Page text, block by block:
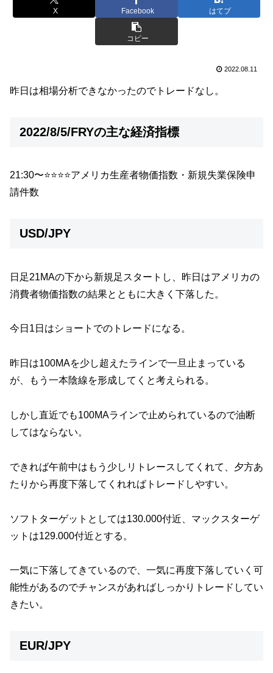
X Facebook はてブ
コピー
2022.08.11
昨日は相場分析できなかったのでトレードなし。
2022/8/5/FRYの主な経済指標
21:30〜⭐️⭐️⭐️⭐️アメリカ生産者物価指数・新規失業保険申
請件数
USD/JPY
日足21MAの下から新規足スタートし、昨日はアメリカの
消費者物価指数の結果とともに大きく下落した。
今日1日はショートでのトレードになる。
昨日は100MAを少し超えたラインで一旦止まっている
が、もう一本陰線を形成してくと考えられる。
しかし直近でも100MAラインで止められているので油断
してはならない。
できれば午前中はもう少しリトレースしてくれて、夕方あ
たりから再度下落してくれればトレードしやすい。
ソフトターゲットとしては130.000付近、マックスターゲ
ットは129.000付近とする。
一気に下落してきているので、一気に再度下落していく可
能性があるのでチャンスがあればしっかりトレードしてい
きたい。
EUR/JPY